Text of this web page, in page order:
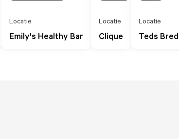
Emily's Healthy Bar
Locatie
Clique
Locatie
Teds
Locatie